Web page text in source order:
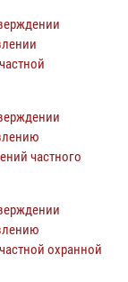
частного
охранной